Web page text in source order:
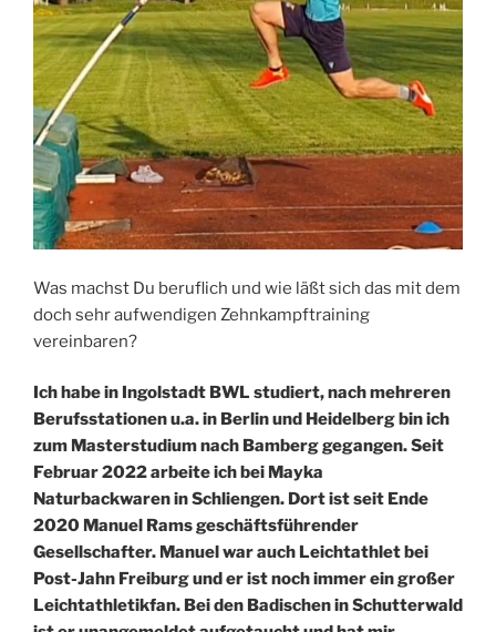
Was machst Du beruflich und wie läßt sich das mit dem
doch sehr aufwendigen Zehnkampftraining
vereinbaren?
Ich habe in Ingolstadt BWL studiert, nach mehreren
Berufsstationen u.a. in Berlin und Heidelberg bin ich
zum Masterstudium nach Bamberg gegangen. Seit
Februar 2022 arbeite ich bei Mayka
Naturbackwaren in Schliengen. Dort ist seit Ende
2020 Manuel Rams geschäftsführender
Gesellschafter. Manuel war auch Leichtathlet bei
Post-Jahn Freiburg und er ist noch immer ein großer
Leichtathletikfan. Bei den Badischen in Schutterwald